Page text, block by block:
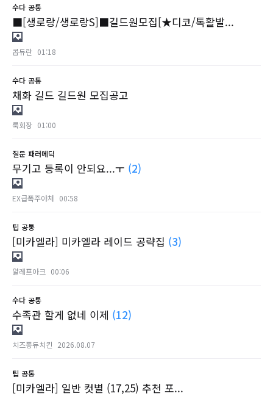
수다 공통
■[생로랑/생로랑S]■길드원모집[★디코/톡활발...
콥듀란 01:18
수다 공통
채화 길드 길드원 모집공고
룩회장 01:00
질문 패러메딕
무기고 등록이 안되요...ㅜ (2)
EX급폭주아처 00:58
팁 공통
[미카엘라] 미카엘라 레이드 공략집 (3)
알레프아크 00:06
수다 공통
수족관 할게 없네 이제 (12)
치즈퐁듀치킨 2026.08.07
팁 공통
[미카엘라] 일반 컷별 (17,25) 추천 포...